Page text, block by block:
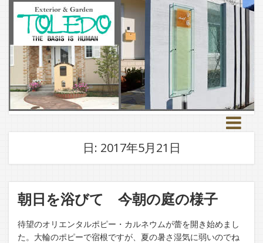
日: 2017年5月21日
朝日を浴びて 今朝の庭の様子
待望のオリエンタルポピー・カルネウムが蕾を開き始めまし
た。大輪のポピーで宿根ですが、夏の暑さ湿気に弱いのでね